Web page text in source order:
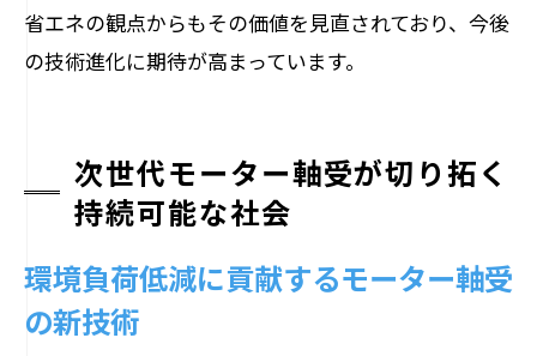
未来産業のキーとなるモーター軸受技術
モーター軸受が変える産業の風景
省エネの観点からもその価値を見直されており、今後
の技術進化に期待が高まっています。
次世代モーター軸受が切り拓く
持続可能な社会
環境負荷低減に貢献するモーター軸受
の新技術